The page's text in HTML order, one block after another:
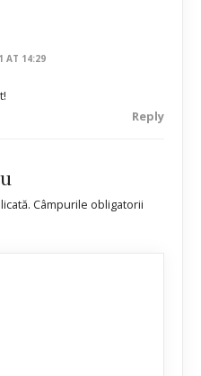
AT 14:29
Reply
Câmpurile obligatorii